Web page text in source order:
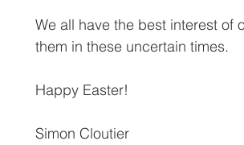
We all have the best interest of
them in these uncertain times.
Happy Easter!
Simon Cloutier